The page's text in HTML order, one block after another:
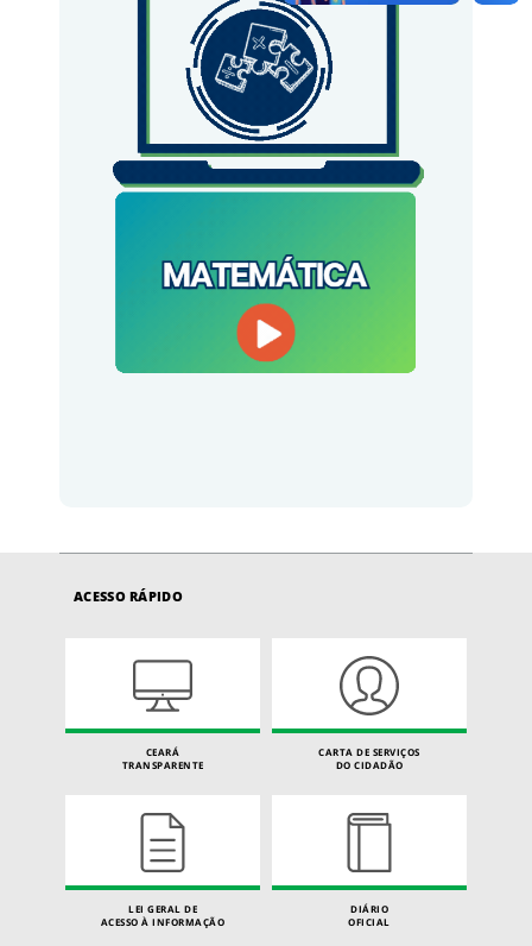
ACESSO RÁPIDO
CEARÁ
TRANSPARENTE
CARTA DE SERVIÇOS
DO CIDADÃO
LEI GERAL DE
ACESSO À INFORMAÇÃO
DIÁRIO
OFICIAL